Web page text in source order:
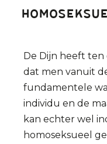
De Dijn heeft
dat men vanuit
fundamentele
individu en de
kan echter wel
homoseksueel